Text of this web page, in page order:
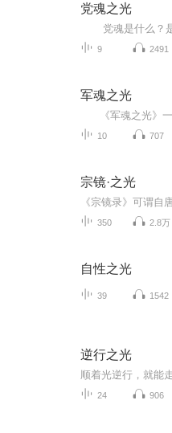
党魂之光
9 2491
军魂之光
10 707
宗镜·之光
350 2.8万
自性之光
39 1542
逆行之光
24 906